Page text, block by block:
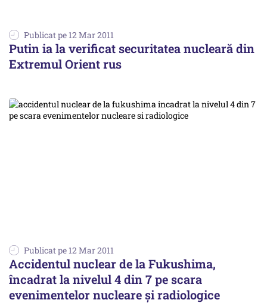
Publicat pe 12 Mar 2011
Putin ia la verificat securitatea nucleară din
Extremul Orient rus
Publicat pe 12 Mar 2011
Accidentul nuclear de la Fukushima,
încadrat la nivelul 4 din 7 pe scara
evenimentelor nucleare şi radiologice